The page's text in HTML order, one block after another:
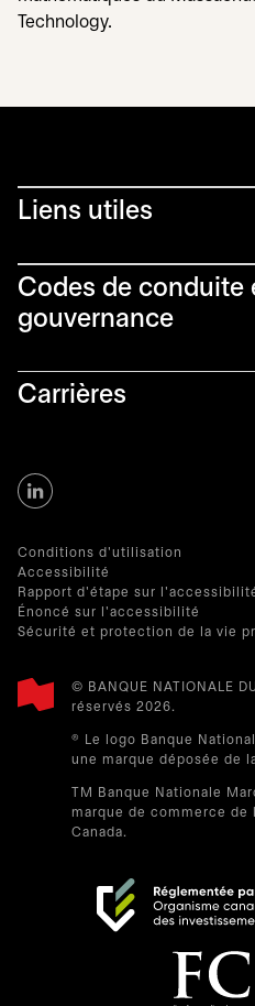
Technology.
Liens utiles​
Codes de conduite
gouvernance
Carrières
Conditions d'utilisation
Accessibilité
Rapport d'étape sur
Énoncé sur l'accessibilité
Sécurité et protection de la vie
© BANQUE NATIONALE
réservés 2026.​
® Le logo Banque
une marque déposée de
TM Banque Nationale
marque de commerce de
Canada.
s’ouvre dans un